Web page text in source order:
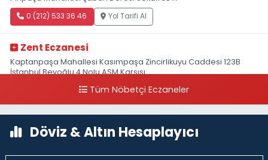
0 (212) 533 36 46 Yol Tarifi Al
Zent Eczanesi
Kaptanpaşa Mahallesi Kasımpaşa Zincirlikuyu Caddesi 123B
İstanbul Beyoğlu 4 Nolu ASM Karşısı
0 (212) 297 96 92 Yol Tarifi Al
Tüm Nöbetçi Eczaneler
Döviz & Altın Hesaplayıcı